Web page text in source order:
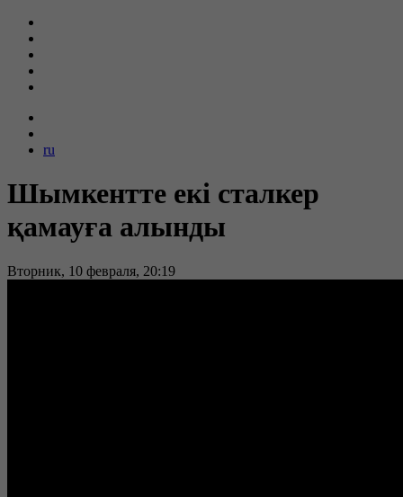
ru
Шымкентте екі сталкер
қамауға алынды
Вторник, 10 февраля, 20:19